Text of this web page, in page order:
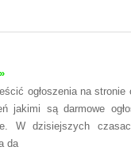
ogłoszenia na
jakimi są darmowe
W dzisiejszych
da